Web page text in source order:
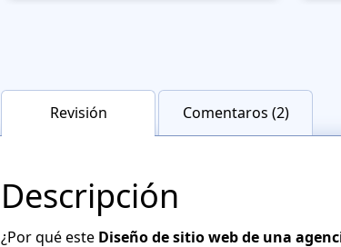
Revisión Comentaros (2)
Descripción
¿Por qué este Diseño de sitio web de una